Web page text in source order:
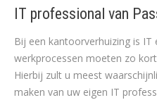
IT professional van
Bij een kantoorverhuizing is IT
werkprocessen moeten zo
Hierbij zult u meest
maken van uw eigen IT